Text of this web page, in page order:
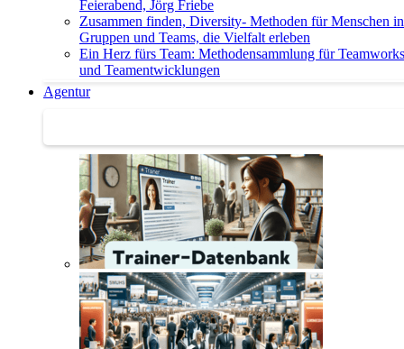
Feierabend, Jörg Friebe
Zusammen finden, Diversity- Methoden für Menschen in
Gruppen und Teams, die Vielfalt erleben
Ein Herz fürs Team: Methodensammlung für
und Teamentwicklungen
Agentur